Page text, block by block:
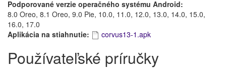
Podporované verzie operačného systému Android:
8.0 Oreo, 8.1 Oreo, 9.0 Pie, 10.0, 11.0, 12.0, 13.0, 14.0, 15.0,
16.0, 17.0
Aplikácia na stiahnutie:
corvus13-1.apk
Používateľské príručky